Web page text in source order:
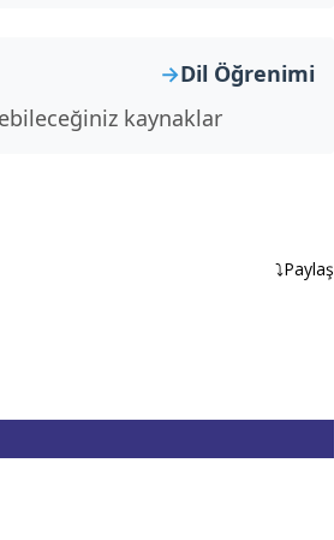
Dil Öğrenimi
kaynaklar.
Paylaş⤵